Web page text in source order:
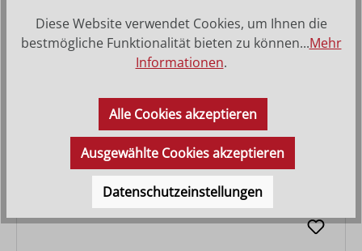
409,00 €
Regulärer Preis:
2.136,00 €
Diese Website verwendet Cookies, um Ihnen die
bestmögliche Funktionalität bieten zu können...Mehr
Informationen.
Alle Cookies akzeptieren
Ausgewählte Cookies akzeptieren
Datenschutzeinstellungen